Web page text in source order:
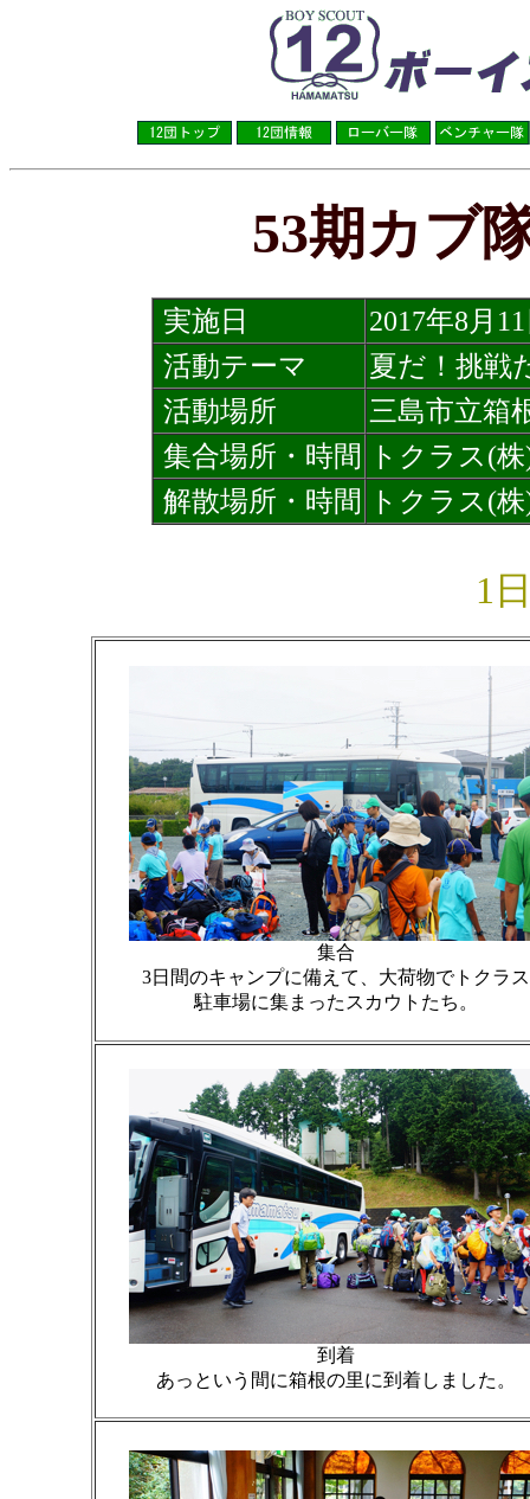
53期カブ
実施日
2017年8月
活動テーマ
夏だ！挑戦
活動場所
三島市立箱
集合場所・時間
トクラス(
解散場所・時間
トクラス(
1
集合
3日間のキャンプに備えて、大荷物でトクラス
駐車場に集まったスカウトたち。
到着
あっという間に箱根の里に到着しました。